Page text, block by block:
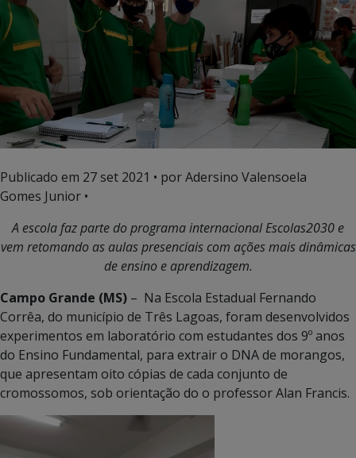
Publicado em 27 set 2021 • por Adersino Valensoela
Gomes Junior •
A escola faz parte do programa internacional Escolas2030 e
vem retomando as aulas presenciais com ações mais dinâmicas
de ensino e aprendizagem.
Campo Grande (MS) – Na Escola Estadual Fernando
Corrêa, do município de Três Lagoas, foram desenvolvidos
experimentos em laboratório com estudantes dos 9º anos
do Ensino Fundamental, para extrair o DNA de morangos,
que apresentam oito cópias de cada conjunto de
cromossomos, sob orientação do o professor Alan Francis.